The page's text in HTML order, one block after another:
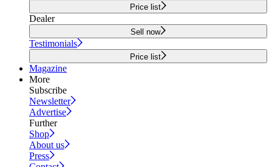
Price list
Dealer
Sell now
Testimonials
Price list
Magazine
More
Subscribe
Newsletter
Advertise
Further
Shop
About us
Press